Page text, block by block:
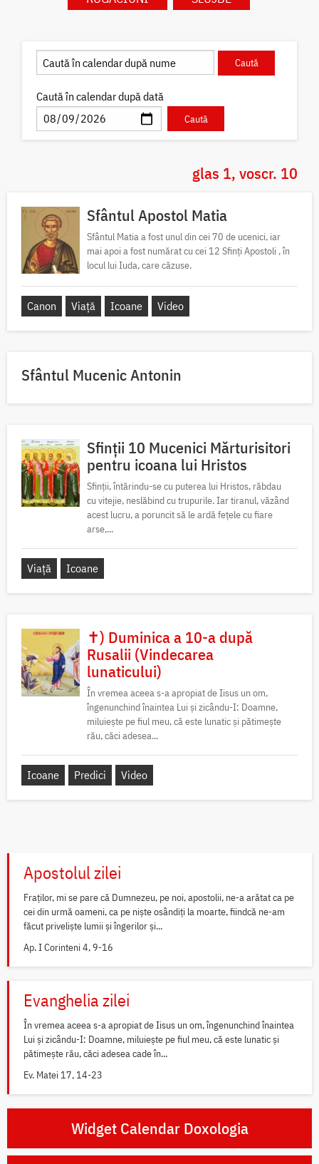
Caută în calendar după dată
glas 1, voscr. 10
Sfântul Apostol Matia
Sfântul Matia a fost unul din cei 70 de ucenici, iar
mai apoi a fost numărat cu cei 12 Sfinți Apostoli , în
locul lui Iuda, care căzuse.
Canon Viață Icoane Video
Sfântul Mucenic Antonin
Sfinții 10 Mucenici Mărturisitori
pentru icoana lui Hristos
Sfinții, întărindu-se cu puterea lui Hristos, răbdau
cu vitejie, neslăbind cu trupurile. Iar tiranul, văzând
acest lucru, a poruncit să le ardă fețele cu fiare
arse,...
Viață Icoane
✝) Duminica a 10-a după
Rusalii (Vindecarea
lunaticului)
În vremea aceea s-a apropiat de Iisus un om,
îngenunchind înaintea Lui și zicându-I: Doamne,
miluiește pe fiul meu, că este lunatic și pătimește
rău, căci adesea...
Icoane Predici Video
Apostolul zilei
Fraților, mi se pare că Dumnezeu, pe noi, apostolii, ne-a arătat ca pe
cei din urmă oameni, ca pe niște osândiți la moarte, fiindcă ne-am
făcut priveliște lumii și îngerilor și...
Ap. I Corinteni 4, 9-16
Evanghelia zilei
În vremea aceea s-a apropiat de Iisus un om, îngenunchind înaintea
Lui și zicându-I: Doamne, miluiește pe fiul meu, că este lunatic și
pătimește rău, căci adesea cade în...
Ev. Matei 17, 14-23
Widget Calendar Doxologia